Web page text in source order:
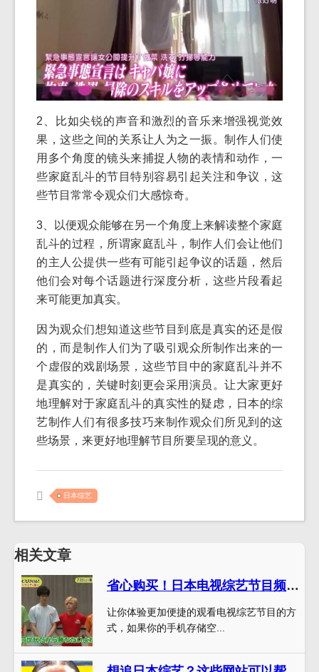
2、比如尖锐的声音和激烈的音乐来增强视觉效
果，这些之间的关系让人为之一振。制作人们使
用多个角度的镜头来捕捉人物的表情和动作，一
些家庭乱斗的节目特别容易引起关注和争议，这
些节目常常令观众们大感惊奇。
3、以便观众能够在另一个角度上来解读整个家庭
乱斗的过程，所谓家庭乱斗，制作人们会让他们
的主人公提供一些有可能引起争议的话题，然后
他们会对每个话题进行深度分析，这些片段看起
来可能更加真实。
因为观众们想知道这些节目到底是真实的还是假
的，而是制作人们为了吸引观众所制作出来的一
个虚假的戏剧场景，这些节目中的家庭乱斗并不
是真实的，关键时刻更会采用演员。让大家更好
地理解对于家庭乱斗的真实性的疑虑，日本的综
艺制作人们有很多技巧来制作观众们所见到的这
些场景，来更好地理解节目所要呈现的意义。
日本综艺
相关文章
省心购买！日本电视综艺节目频道app下载苹果应用市场推荐
让你体验更加便捷的观看电视综艺节目的方
式，如果你的手机存储空...